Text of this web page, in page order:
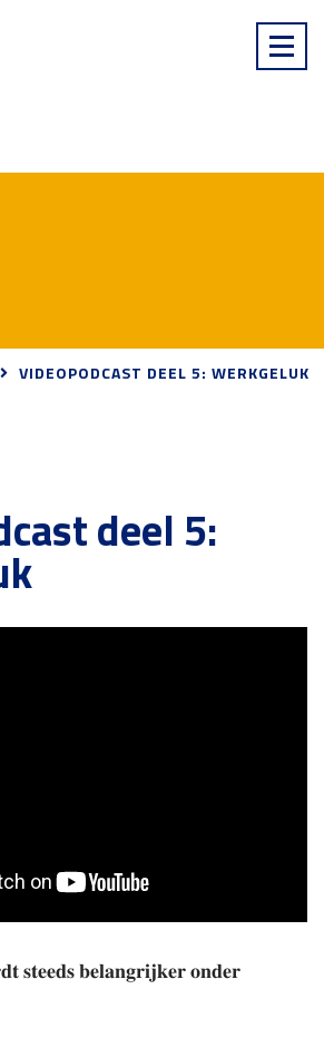
VIDEOPODCAST DEEL 5: WERKGELUK
deel 5:
𝐛𝐞𝐥𝐚𝐧𝐠𝐫𝐢𝐣𝐤𝐞𝐫 𝐨𝐧𝐝𝐞𝐫